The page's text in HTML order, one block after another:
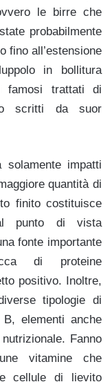
le birre che
probabilmente
fino all’estensione
in bollitura
trattati di
scritti da suor
impatti
quantità di
finito costituisce
punto di vista
fonte importante
di proteine
positivo. Inoltre,
tipologie di
elementi anche
Fanno
vitamine che
cellule di lievito